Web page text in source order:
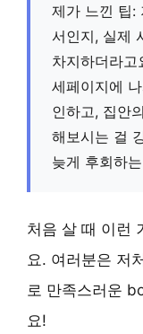
제가 느낀 팁:
서인지, 실제
차지하더라
세페이지에
인하고, 집안
해보시는 걸
늦게 후회하
처음 살 때 이런
요. 여러분은 저
로 만족스러운
요!